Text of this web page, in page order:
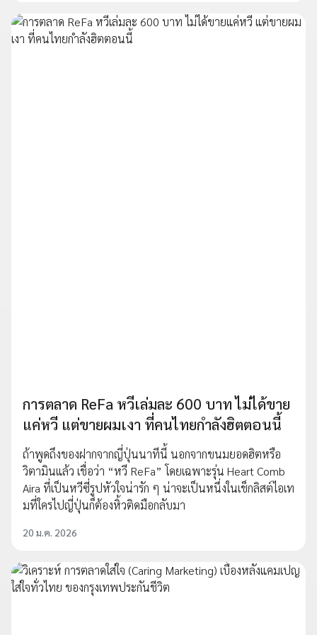
การตลาด ReFa หวีเล่มละ 600 บาท ไม่ได้ขาย
แค่หวี แต่ขายผมเงา ที่คนไทยกำลังฮิตตอนนี้
ถ้าพูดถึงของฝากจากญี่ปุ่นนาทีนี้ นอกจากขนมยอดฮิตหรือ
วิตามินแล้ว เชื่อว่า “หวี ReFa” โดยเฉพาะรุ่น Heart Comb
Aira ที่เป็นหวีซี่รูปหัวใจน่ารัก ๆ น่าจะเป็นหนึ่งในเช็กลิสต์ไอเท
มที่ใครไปญี่ปุ่นก็ต้องหิ้วติดมือกลับมา
20 ม.ค. 2026